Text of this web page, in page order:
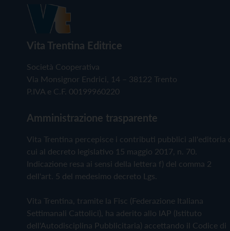
Vita Trentina Editrice
Società Cooperativa
Via Monsignor Endrici, 14 – 38122 Trento
P.IVA e C.F. 00199960220
Amministrazione trasparente
Vita Trentina percepisce i contributi pubblici all'editoria
cui al decreto legislativo 15 maggio 2017, n. 70.
Indicazione resa ai sensi della lettera f) del comma 2
dell'art. 5 del medesimo decreto Lgs.
Vita Trentina, tramite la Fisc (Federazione Italiana
Settimanali Cattolici), ha aderito allo IAP (Istituto
dell'Autodisciplina Pubblicitaria) accettando il Codice di